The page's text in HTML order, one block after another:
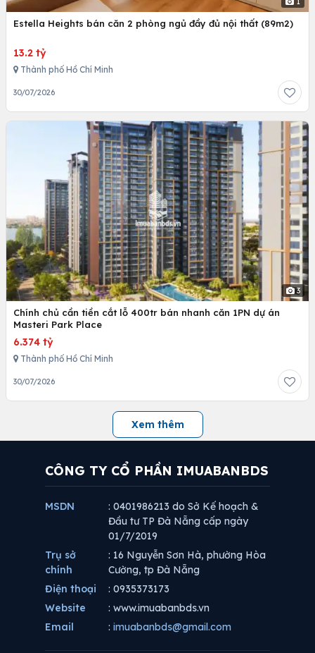
Estella Heights bán căn 2 phòng ngủ đầy đủ nội thất (89m2)
13.2 tỷ
Thành phố Hồ Chí Minh
30/07/2026
3
Chính chủ cần tiền cắt lỗ 400tr bán nhanh căn 1PN dự án
Masteri Park Place
6.374 tỷ
Thành phố Hồ Chí Minh
30/07/2026
Xem thêm
CÔNG TY CỔ PHẦN IMUABANBDS
MSDN
: 0401986213 do Sở Kế hoạch &
Đầu tư TP Đà Nẵng cấp ngày
01/7/2019
Trụ sở
chính
: 16 Nguyễn Sơn Hà, phường Hòa
Cường, tp Đà Nẵng
Điện thoại
: 0935373173
Website
: www.imuabanbds.vn
Email
: imuabanbds@gmail.com